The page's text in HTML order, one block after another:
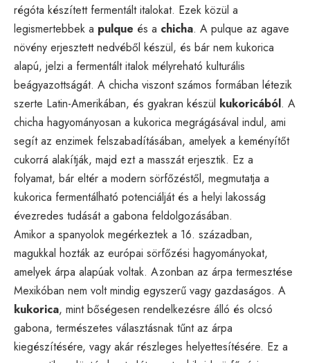
régóta készített fermentált italokat. Ezek közül a
legismertebbek a pulque és a chicha. A pulque az agave
növény erjesztett nedvéből készül, és bár nem kukorica
alapú, jelzi a fermentált italok mélyreható kulturális
beágyazottságát. A chicha viszont számos formában létezik
szerte Latin-Amerikában, és gyakran készül kukoricából. A
chicha hagyományosan a kukorica megrágásával indul, ami
segít az enzimek felszabadításában, amelyek a keményítőt
cukorrá alakítják, majd ezt a masszát erjesztik. Ez a
folyamat, bár eltér a modern sörfőzéstől, megmutatja a
kukorica fermentálható potenciálját és a helyi lakosság
évezredes tudását a gabona feldolgozásában.
Amikor a spanyolok megérkeztek a 16. században,
magukkal hozták az európai sörfőzési hagyományokat,
amelyek árpa alapúak voltak. Azonban az árpa termesztése
Mexikóban nem volt mindig egyszerű vagy gazdaságos. A
kukorica, mint bőségesen rendelkezésre álló és olcsó
gabona, természetes választásnak tűnt az árpa
kiegészítésére, vagy akár részleges helyettesítésére. Ez a